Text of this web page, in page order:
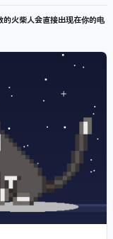
火柴人会直接出现在你的电